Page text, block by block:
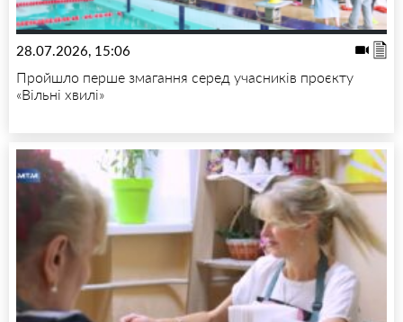
28.07.2026, 15:06
Пройшло перше змагання серед учасників проєкту
«Вільні хвилі»